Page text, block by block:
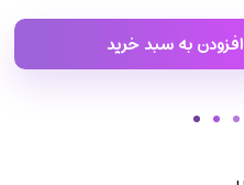
افزودن به سبد خرید